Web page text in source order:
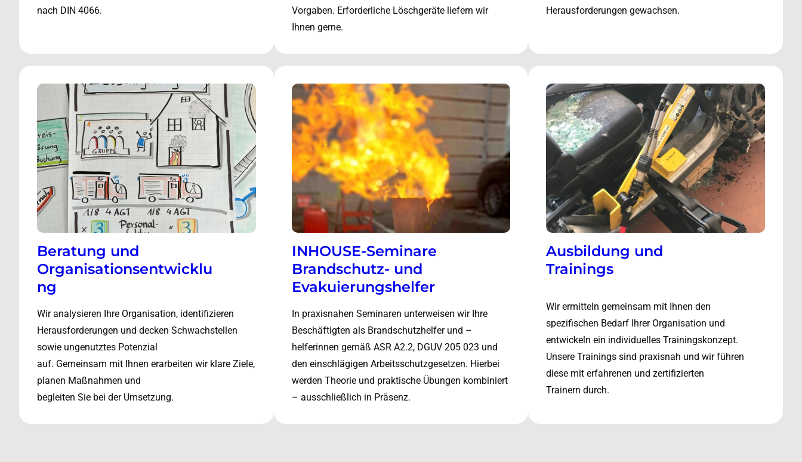
nach DIN 4066.
Vorgaben. Erforderliche Löschgeräte liefern wir
Ihnen gerne.
Herausforderungen gewachsen.
Beratung und
Organisationsentwicklu
ng
Wir analysieren Ihre Organisation, identifizieren
Herausforderungen und decken Schwachstellen
sowie ungenutztes Potenzial
auf. Gemeinsam mit Ihnen erarbeiten wir klare Ziele,
planen Maßnahmen und
begleiten Sie bei der Umsetzung.
INHOUSE-Seminare
Brandschutz- und
Evakuierungshelfer
In praxisnahen Seminaren unterweisen wir Ihre
Beschäftigten als Brandschutzhelfer und –
helferinnen gemäß ASR A2.2, DGUV 205 023 und
den einschlägigen Arbeitsschutzgesetzen. Hierbei
werden Theorie und praktische Übungen kombiniert
– ausschließlich in Präsenz.
Ausbildung und
Trainings
Wir ermitteln gemeinsam mit Ihnen den
spezifischen Bedarf Ihrer Organisation und
entwickeln ein individuelles Trainingskonzept.
Unsere Trainings sind praxisnah und wir führen
diese mit erfahrenen und zertifizierten
Trainern durch.